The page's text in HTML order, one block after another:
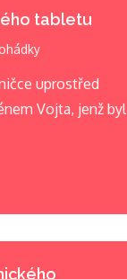
tabletu
uprostřed
Vojta, jenž byl